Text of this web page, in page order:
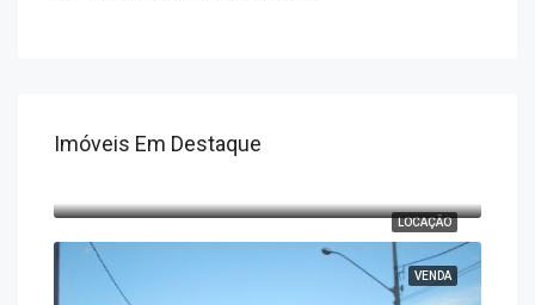
Imóveis Em Destaque
LOCAÇÃO
VENDA